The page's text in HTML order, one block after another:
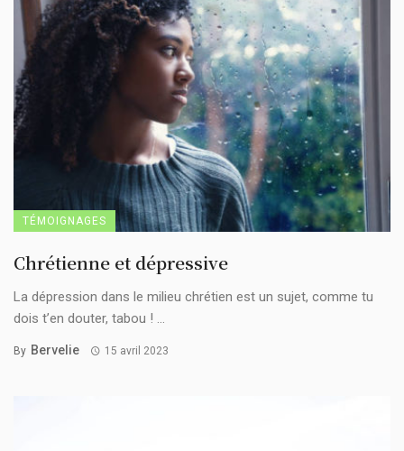
TÉMOIGNAGES
Chrétienne et dépressive
La dépression dans le milieu chrétien est un sujet, comme tu
dois t’en douter, tabou ! ...
By Bervelie 15 avril 2023